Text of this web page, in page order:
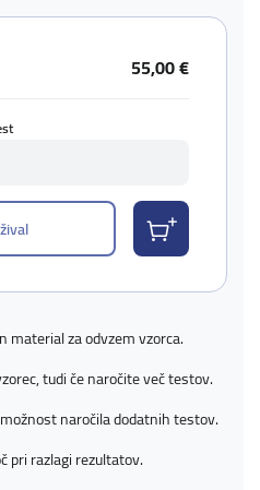
55,00 €
material za odvzem vzorca.
tudi če naročite več testov.
naročila dodatnih testov.
pri razlagi rezultatov.